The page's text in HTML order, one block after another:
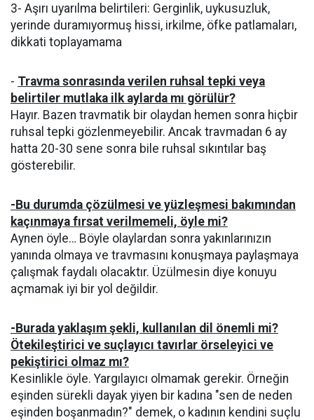
3- Aşırı uyarılma belirtileri: Gerginlik, uykusuzluk,
yerinde duramıyormuş hissi, irkilme, öfke patlamaları,
dikkati toplayamama
- Travma sonrasında verilen ruhsal tepki veya
belirtiler mutlaka ilk aylarda mı görülür?
Hayır. Bazen travmatik bir olaydan hemen sonra hiçbir
ruhsal tepki gözlenmeyebilir. Ancak travmadan 6 ay
hatta 20-30 sene sonra bile ruhsal sıkıntılar baş
gösterebilir.
-Bu durumda çözülmesi ve yüzleşmesi bakımından
kaçınmaya fırsat verilmemeli, öyle mi?
Aynen öyle… Böyle olaylardan sonra yakınlarınızın
yanında olmaya ve travmasını konuşmaya paylaşmaya
çalışmak faydalı olacaktır. Üzülmesin diye konuyu
açmamak iyi bir yol değildir.
-Burada yaklaşım şekli, kullanılan dil önemli mi?
Ötekileştirici ve suçlayıcı tavırlar örseleyici ve
pekiştirici olmaz mı?
Kesinlikle öyle. Yargılayıcı olmamak gerekir. Örneğin
eşinden sürekli dayak yiyen bir kadına "sen de neden
eşinden boşanmadın?" demek, o kadının kendini suçlu